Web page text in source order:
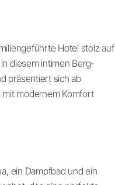
Hotel stolz auf
diesem intimen Berg-
präsentiert sich ab
modernem Komfort
ein Dampfbad und ein